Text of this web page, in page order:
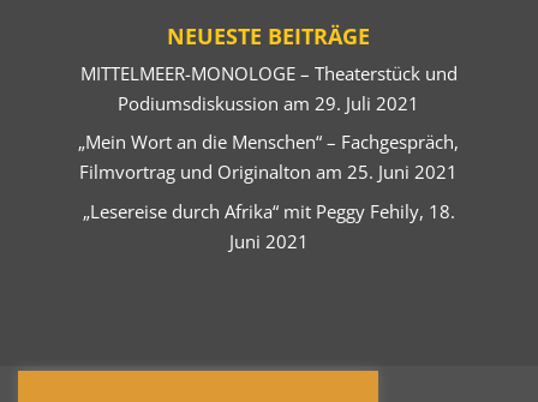
NEUESTE BEITRÄGE
MITTELMEER-MONOLOGE – Theaterstück und
Podiumsdiskussion am 29. Juli 2021
„Mein Wort an die Menschen“ – Fachgespräch,
Filmvortrag und Originalton am 25. Juni 2021
„Lesereise durch Afrika“ mit Peggy Fehily, 18.
Juni 2021